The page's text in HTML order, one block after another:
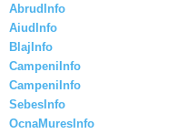
AbrudInfo
AiudInfo
BlajInfo
CampeniInfo
CampeniInfo
SebesInfo
OcnaMuresInfo